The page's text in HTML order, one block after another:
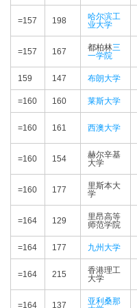
=157 198
哈尔滨工
业大学
=157 167 都柏林三
一学院
159 147 布朗大学
=160 160 莱斯大学
=160 161 西澳大学
=160 154
赫尔辛基
大学
=160 177
里斯本大
学
=164 129
里昂高等
师范学院
=164 177 九州大学
=164 215
香港理工
大学
=164 137
亚利桑那